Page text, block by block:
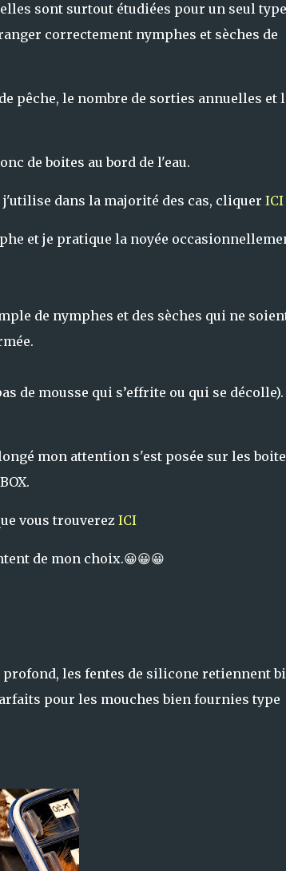
sont surtout étudiées pour un seul
correctement nymphes et sèches de
pêche, le nombre de sorties annuelles et
de boites au bord de l'eau.
j'utilise dans la majorité des cas, cliquer ICI
et je pratique la noyée
de nymphes et des sèches qui ne
de mousse qui s’effrite ou qui se décolle).
mon attention s'est posée sur les
vous trouverez ICI
de mon choix.😀😀😀
les fentes de silicone retiennent
pour les mouches bien fournies type